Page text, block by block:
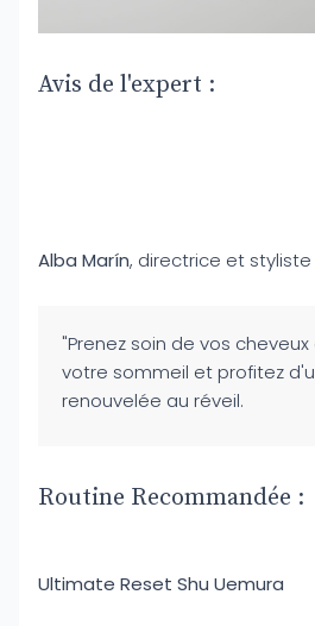
Avis de l'expert :
Alba Marín, directrice et styliste
"Prenez soin de vos
votre sommeil et profitez
renouvelée au réveil.
Routine Recommandée :
Ultimate Reset Shu Uemura